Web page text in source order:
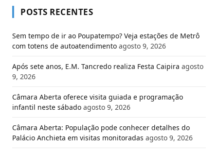
POSTS RECENTES
Sem tempo de ir ao Poupatempo? Veja estações de Metrô
com totens de autoatendimento agosto 9, 2026
Após sete anos, E.M. Tancredo realiza Festa Caipira agosto
9, 2026
Câmara Aberta oferece visita guiada e programação
infantil neste sábado agosto 9, 2026
Câmara Aberta: População pode conhecer detalhes do
Palácio Anchieta em visitas monitoradas agosto 9, 2026